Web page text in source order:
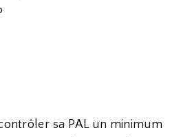
sa PAL un minimum